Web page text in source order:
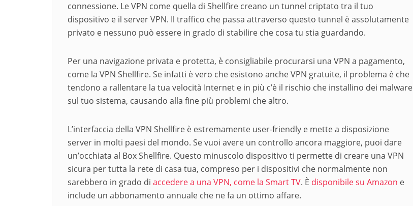
connessione. Le VPN come quella di Shellfire creano un tunnel criptato tra il tuo
dispositivo e il server VPN. Il traffico che passa attraverso questo tunnel è assolutamente
privato e nessuno può essere in grado di stabilire che cosa tu stia guardando.
Per una navigazione privata e protetta, è consigliabile procurarsi una VPN a pagamento,
come la VPN Shellfire. Se infatti è vero che esistono anche VPN gratuite, il problema è che
tendono a rallentare la tua velocità Internet e in più c’è il rischio che installino dei malware
sul tuo sistema, causando alla fine più problemi che altro.
L’interfaccia della VPN Shellfire è estremamente user-friendly e mette a disposizione
server in molti paesi del mondo. Se vuoi avere un controllo ancora maggiore, puoi dare
un’occhiata al Box Shellfire. Questo minuscolo dispositivo ti permette di creare una VPN
sicura per tutta la rete di casa tua, compreso per i dispositivi che normalmente non
sarebbero in grado di accedere a una VPN, come la Smart TV. È disponibile su Amazon e
include un abbonamento annuale che ne fa un ottimo affare.